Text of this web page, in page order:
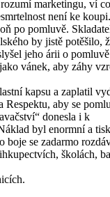
marketingu, ví
není ke koupi.
po pomluvě.
by jistě potěšilo,
jeho árii o
vánek, aby záhy
kapsu a zaplatil
Respektu, aby se
donesla i k
byl enormní a
boje se zadarmo
školách,